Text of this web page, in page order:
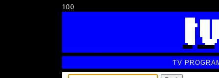
100
TV